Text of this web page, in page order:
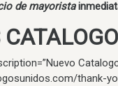
de mayorista
thank-